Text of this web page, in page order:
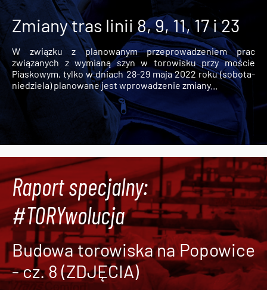
Zmiany tras linii 8, 9, 11, 17 i 23
W związku z planowanym przeprowadzeniem prac
związanych z wymianą szyn w torowisku przy moście
Piaskowym, tylko w dniach 28-29 maja 2022 roku (sobota-
niedziela) planowane jest wprowadzenie zmiany...
Raport specjalny:
#TORYwolucja
Budowa torowiska na Popowice
- cz. 8 (ZDJĘCIA)